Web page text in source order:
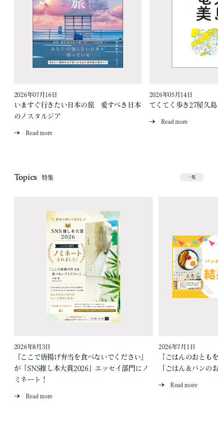
2026年07月16日
いますぐ行きたい日本の旅 愛すべき日本
のノスタルジア
Read more
2026年05月14日
てくてく歩き27屋久
Read more
Topics 特集 一覧
2026年8月3日
『ここで唐揚げ弁当を食べないでください』
が「SNS推し本大賞2026」エッセイ部門にノ
ミネート！
Read more
2026年7月1日
『ごはんのおとも
「ごはん＆パンの
Read more